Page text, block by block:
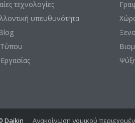
τεχνολογίες
υπευθυνότητα
Τύπου
Daikin Ανακοίνωση νομικού